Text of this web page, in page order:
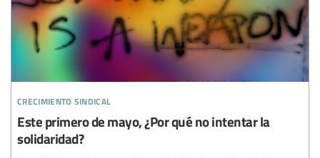
crecimiento sindical
Este primero de mayo, ¿Por qué no intentar la
solidaridad?